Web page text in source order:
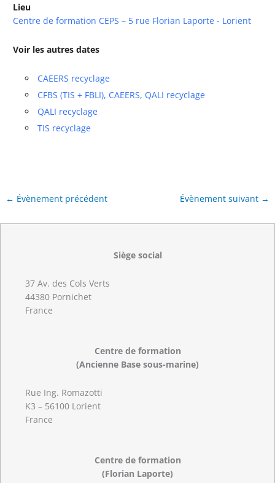
Lieu
Centre de formation CEPS – 5 rue Florian Laporte - Lorient
Voir les autres dates
CAEERS recyclage
CFBS (TIS + FBLI), CAEERS, QALI recyclage
QALI recyclage
TIS recyclage
← Évènement précédent Évènement suivant →
Siège social
37 Av. des Cols Verts
44380 Pornichet
France
Centre de formation
(Ancienne Base sous-marine)
Rue Ing. Romazotti
K3 – 56100 Lorient
France
Centre de formation
(Florian Laporte)